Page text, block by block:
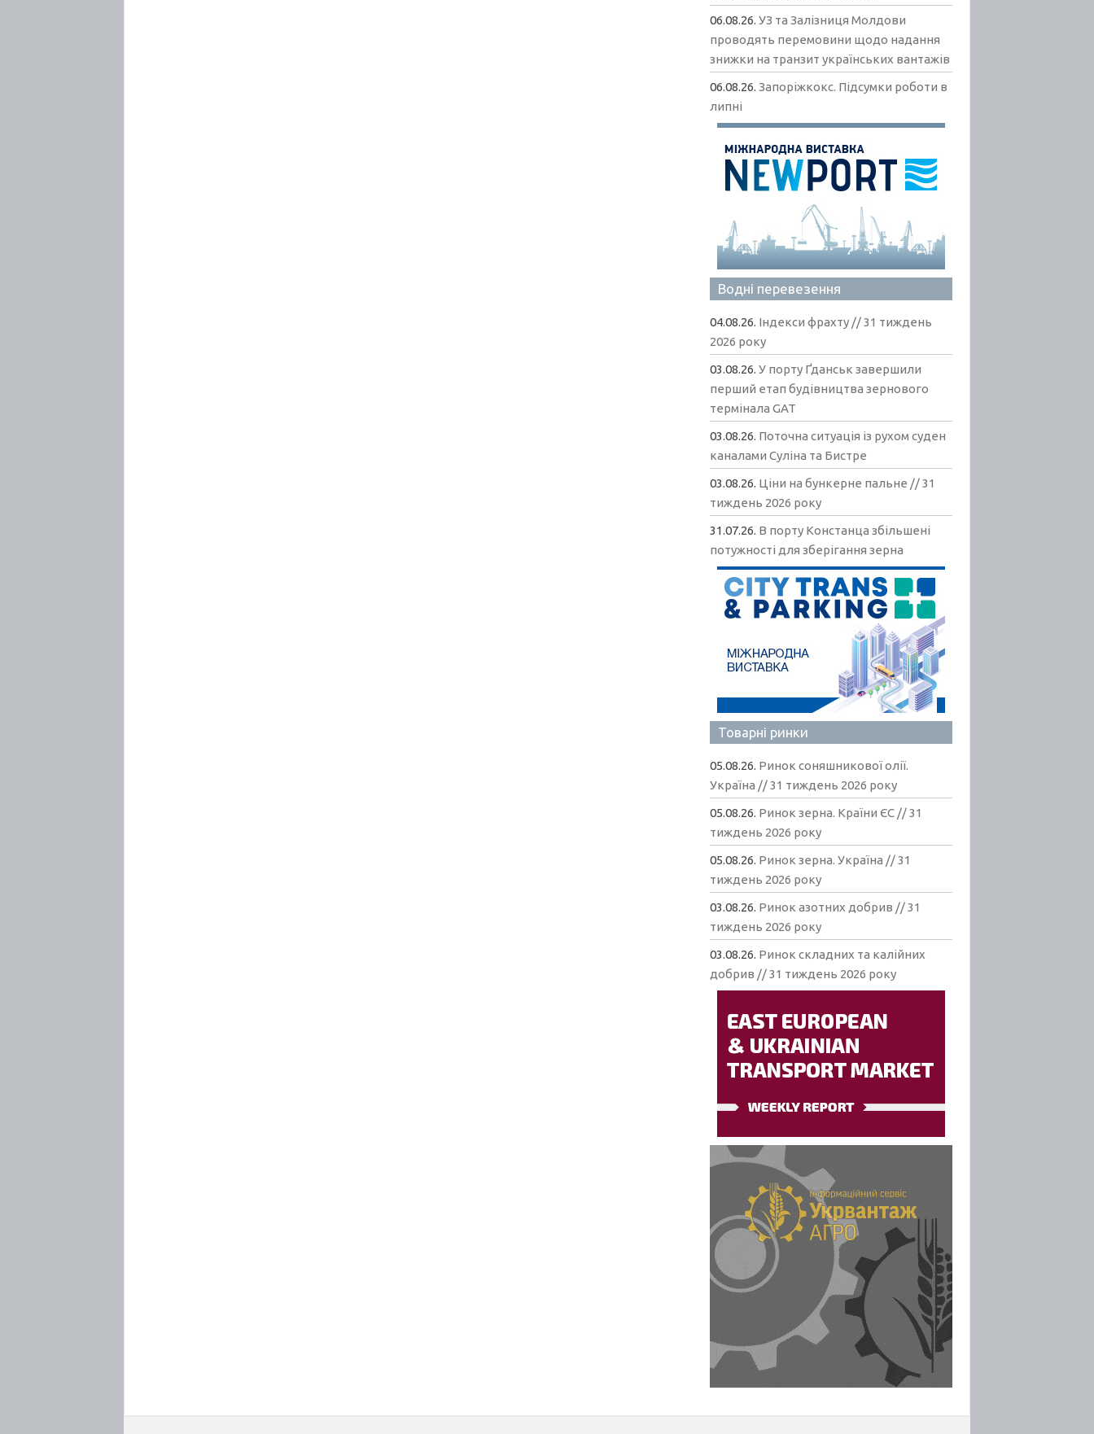
06.08.26.УЗ та Залізниця Молдови
проводять перемовини щодо надання
знижки на транзит українських вантажів
06.08.26.Запоріжкокс. Підсумки роботи в
липні
Водні перевезення
04.08.26. Індекси фрахту // 31 тиждень
2026 року
03.08.26.У порту Ґданськ завершили
перший етап будівництва зернового
термінала GAT
03.08.26. Поточна ситуація із рухом суден
каналами Суліна та Бистре
03.08.26. Ціни на бункерне пальне // 31
тиждень 2026 року
31.07.26. В порту Констанца збільшені
потужності для зберігання зерна
Товарні ринки
05.08.26. Ринок соняшникової олії.
Україна // 31 тиждень 2026 року
05.08.26. Ринок зерна. Країни ЄС // 31
тиждень 2026 року
05.08.26. Ринок зерна. Україна // 31
тиждень 2026 року
03.08.26. Ринок азотних добрив // 31
тиждень 2026 року
03.08.26. Ринок складних та калійних
добрив // 31 тиждень 2026 року